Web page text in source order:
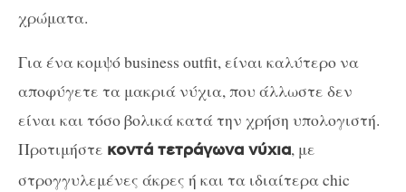
χρώματα.
Για ένα κομψό business outfit, είναι καλύτερο να
αποφύγετε τα μακριά νύχια, που άλλωστε δεν
είναι και τόσο βολικά κατά την χρήση υπολογιστή.
Προτιμήστε κοντά τετράγωνα νύχια, με
στρογγυλεμένες άκρες ή και τα ιδιαίτερα chic